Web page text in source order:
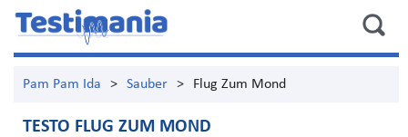
Pam Pam Ida > Sauber > Flug Zum Mond
TESTO FLUG ZUM MOND